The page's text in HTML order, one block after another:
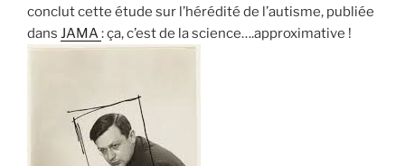
conclut cette étude sur l’hérédité de l’autisme, publiée
dans JAMA: ça, c’est de la science….approximative !